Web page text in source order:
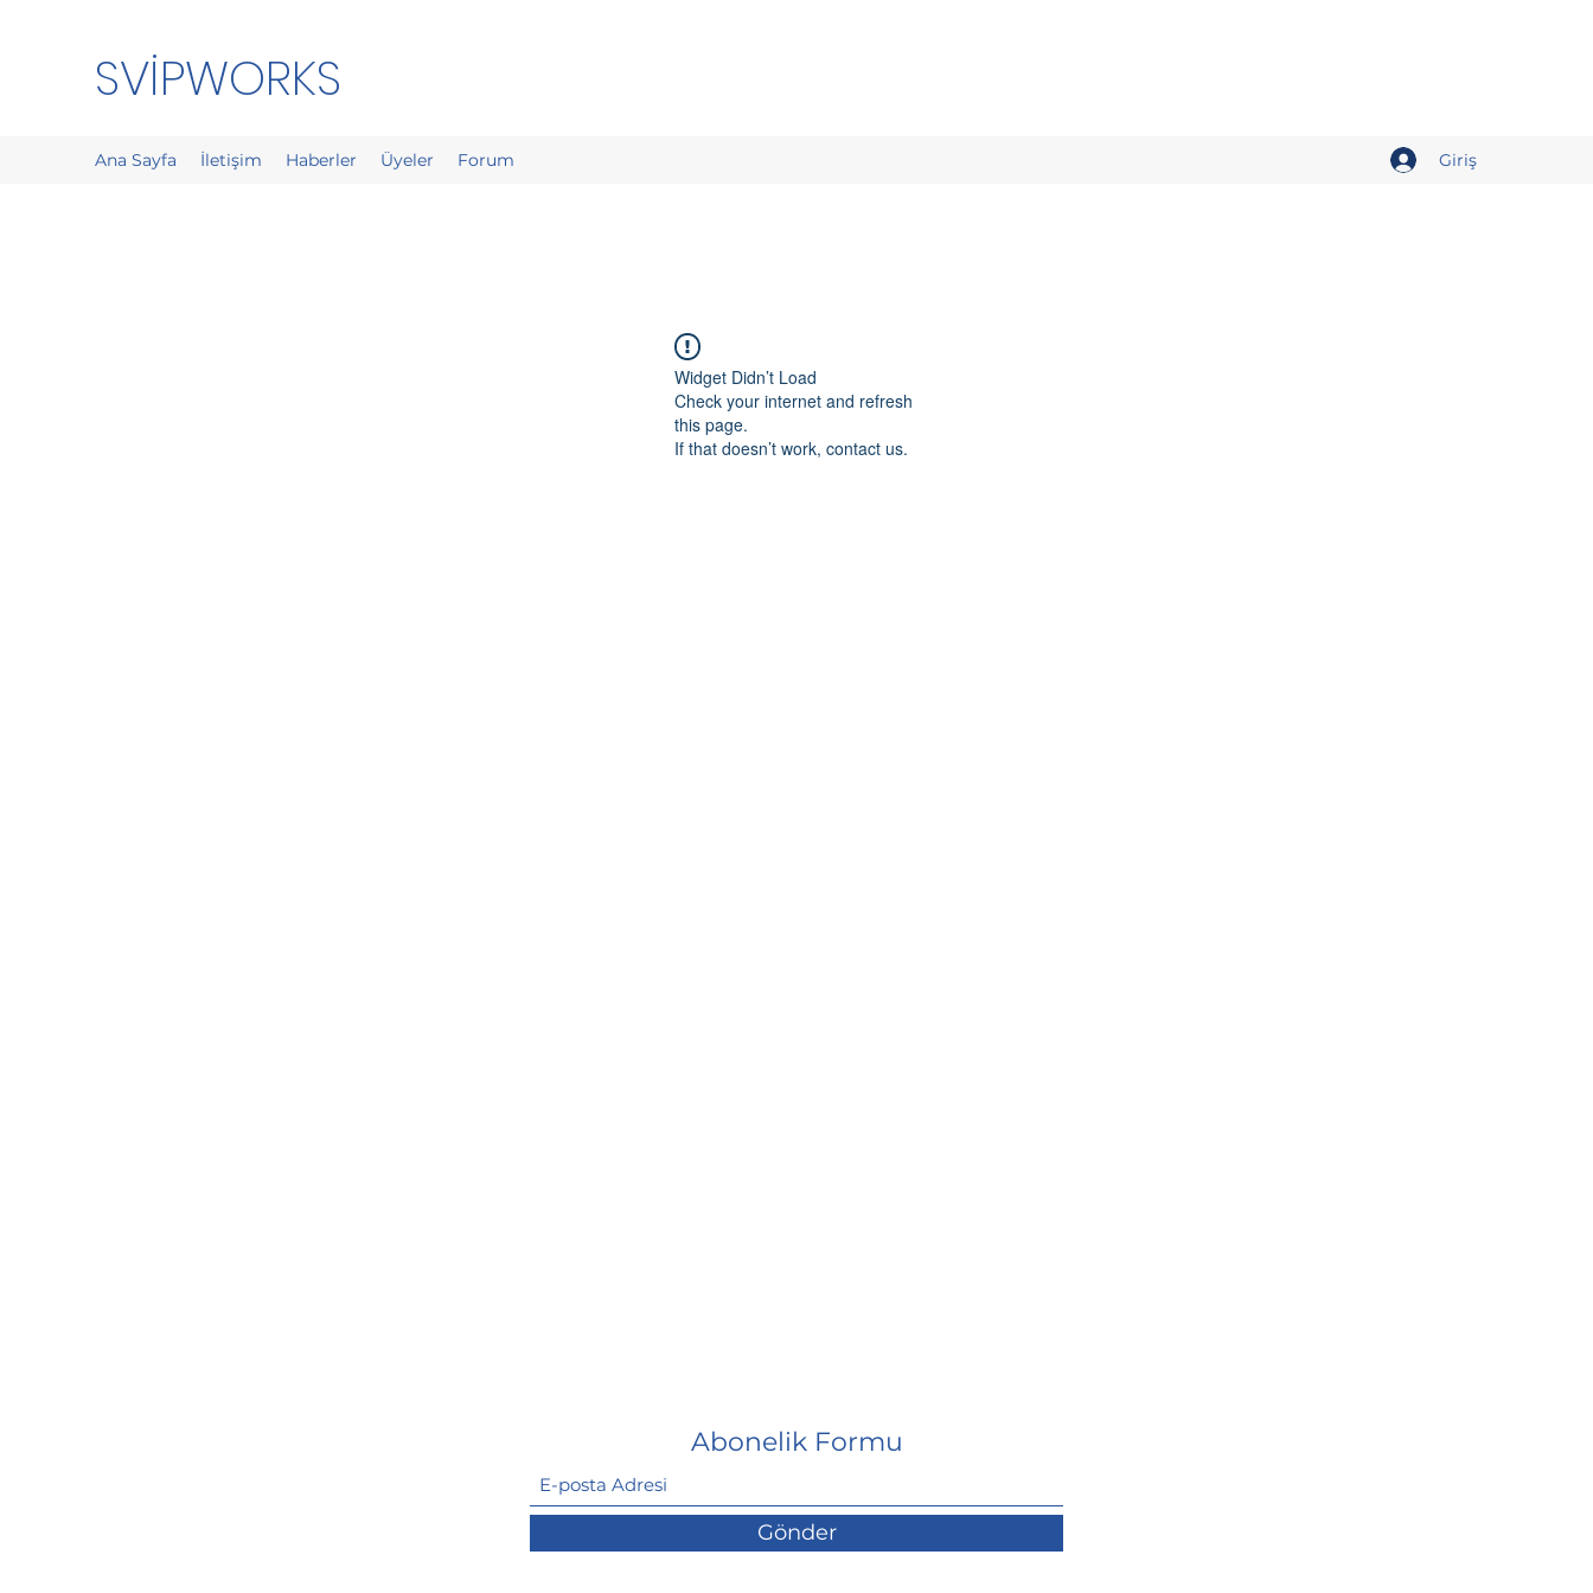
SVİPWORKS
Ana Sayfa İletişim Haberler Üyeler Forum Giriş
Widget Didn’t Load
Check your internet and refresh
this page.
If that doesn’t work, contact us.
Abonelik Formu
Gönder